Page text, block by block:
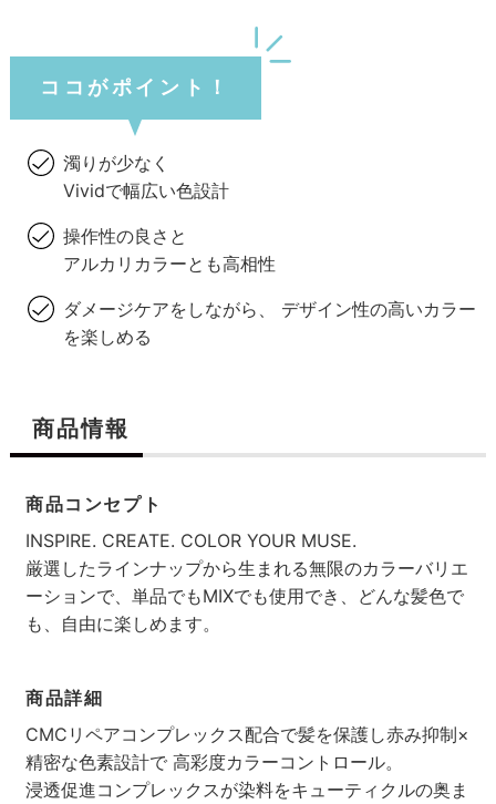
ココがポイント！
濁りが少なく
Vividで幅広い色設計
操作性の良さと
アルカリカラーとも高相性
ダメージケアをしながら、 デザイン性の高いカラー
を楽しめる
商品情報
商品コンセプト
INSPIRE. CREATE. COLOR YOUR MUSE.
厳選したラインナップから生まれる無限のカラーバリエ
ーションで、単品でもMIXでも使用でき、どんな髪色で
も、自由に楽しめます。
商品詳細
CMCリペアコンプレックス配合で髪を保護し赤み抑制×
精密な色素設計で 高彩度カラーコントロール。
浸透促進コンプレックスが染料をキューティクルの奥ま